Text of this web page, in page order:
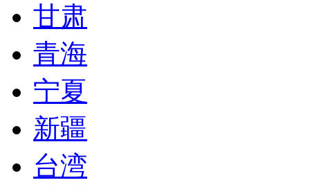
甘肃
青海
宁夏
新疆
台湾